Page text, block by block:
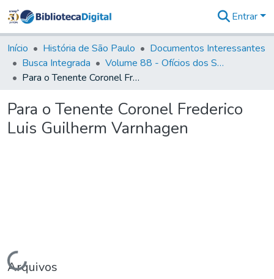
&
Coleções
Tudo na
Biblioteca
Estatísticas
Entrar
Início História de São Paulo
Documentos Interessantes
Busca Integrada
Volume 88 - Ofícios dos Senhores Governadores Interinos da Capitania de São Paulo (1817- 1819)
Para o Tenente Coronel Frederico Luis Guilherm Varnhagen
Para o Tenente Coronel Frederico
Luis Guilherm Varnhagen
Carregando...
Arquivos